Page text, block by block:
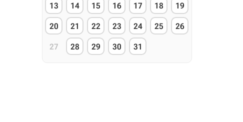
13 14 15 16 17 18 19
20 21 22 23 24 25 26
27 28 29 30 31